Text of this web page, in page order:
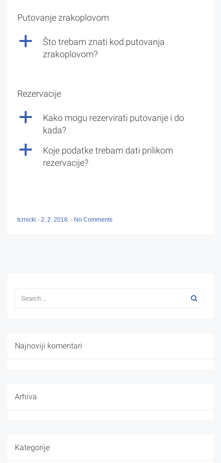
Putovanje zrakoplovom
a
Što trebam znati kod putovanja
zrakoplovom?
Rezervacije
a
Kako mogu rezervirati putovanje i do
kada?
a
Koje podatke trebam dati prilikom
rezervacije?
tcrnicki - 2. 2. 2018. - No Comments
Najnoviji komentari
Arhiva
Kategorije